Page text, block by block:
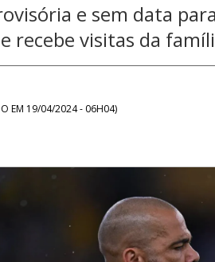
e sem data
recebe visitas da
EM 19/04/2024 - 06H04)